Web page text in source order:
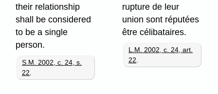
their relationship
shall be considered
to be a single
person.
S.M. 2002, c. 24, s.
22
rupture de leur
union sont réputées
être célibataires.
L.M. 2002, c. 24, art.
22